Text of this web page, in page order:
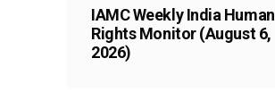
IAMC Weekly India Human
Rights Monitor (August 6,
2026)